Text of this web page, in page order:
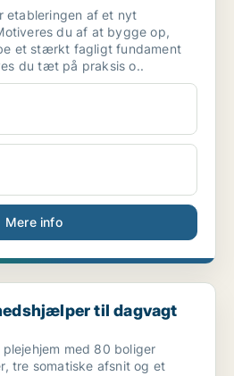
etableringen af et nyt
du af at bygge op,
et stærkt fagligt fundament
du tæt på praksis o..
Mere info
til dagvagt på Plejehje...
til dagvagt
med 80 boliger
tre somatiske afsnit og et